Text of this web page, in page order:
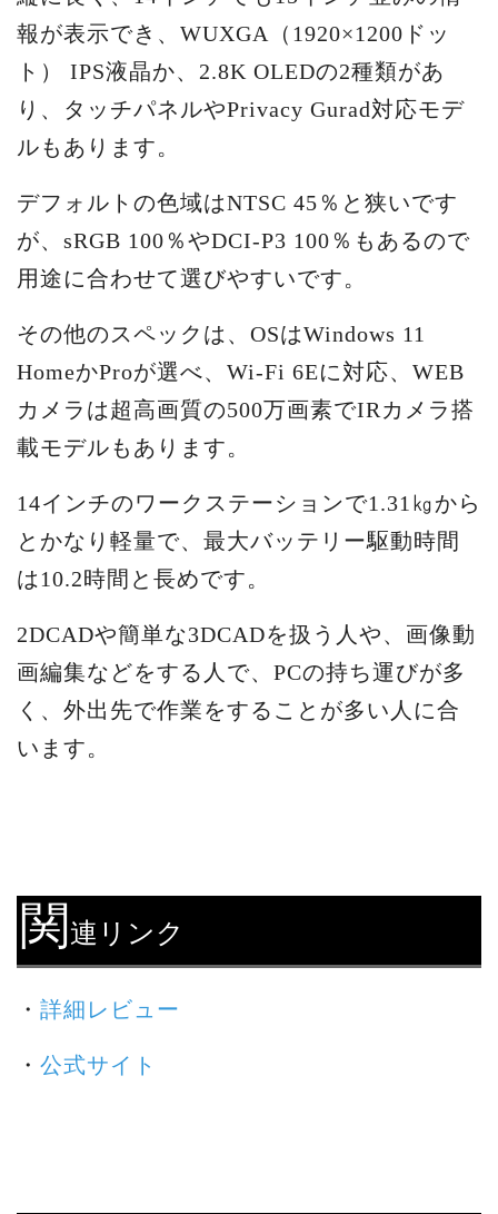
報が表示でき、WUXGA（1920×1200ドッ
ト） IPS液晶か、2.8K OLEDの2種類があ
り、タッチパネルやPrivacy Gurad対応モデ
ルもあります。
デフォルトの色域はNTSC 45％と狭いです
が、sRGB 100％やDCI-P3 100％もあるので
用途に合わせて選びやすいです。
その他のスペックは、OSはWindows 11
HomeかProが選べ、Wi-Fi 6Eに対応、WEB
カメラは超高画質の500万画素でIRカメラ搭
載モデルもあります。
14インチのワークステーションで1.31㎏から
とかなり軽量で、最大バッテリー駆動時間
は10.2時間と長めです。
2DCADや簡単な3DCADを扱う人や、画像動
画編集などをする人で、PCの持ち運びが多
く、外出先で作業をすることが多い人に合
います。
関連リンク
・ 詳細レビュー
・ 公式サイト